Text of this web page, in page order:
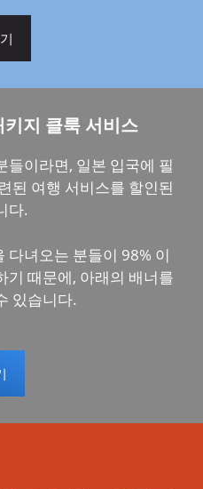
지 클룩 서비스
들이라면, 일본 입국에 필
된 여행 서비스를 할인된
다.
다녀오는 분들이 98% 이
기 때문에, 아래의 배너를
있습니다.